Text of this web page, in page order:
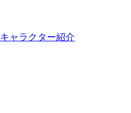
キャラクター紹介